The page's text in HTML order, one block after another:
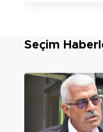
Seçim